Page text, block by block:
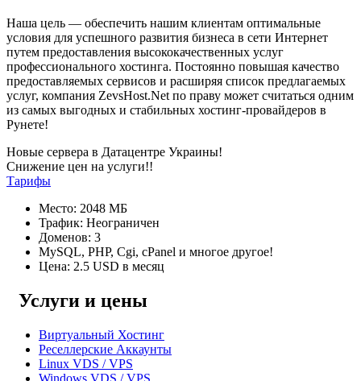
Наша цель — обеспечить нашим клиентам оптимальные
условия для успешного развития бизнеса в сети Интернет
путем предоставления высококачественных услуг
профессионального хостинга. Постоянно повышая качество
предоставляемых сервисов и расширяя список предлагаемых
услуг, компания ZevsHost.Net по праву может считаться одним
из самых выгодных и стабильных хостинг-провайдеров в
Рунете!
Новые сервера в Датацентре Украины!
Снижение цен на услуги!!
Тарифы
Место: 2048 МБ
Трафик: Неограничен
Доменов: 3
MySQL, PHP, Cgi, cPanel и многое другое!
Цена: 2.5 USD в месяц
Услуги и цены
Виртуальный Хостинг
Реселлерские Аккаунты
Linux VDS / VPS
Windows VDS / VPS